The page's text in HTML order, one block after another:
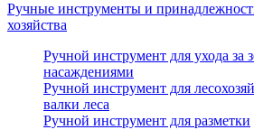
Ручные инструменты и
хозяйства
Ручной инструмент для ухода за
насаждениями
Ручной инструмент для
валки леса
Ручной инструмент для разметки